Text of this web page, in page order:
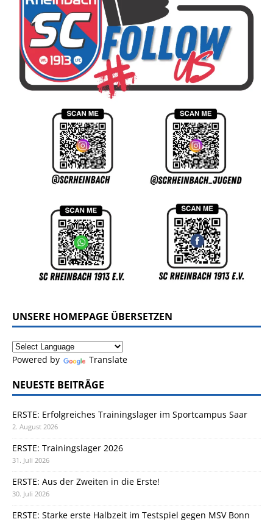
UNSERE HOMEPAGE ÜBERSETZEN
Powered by Translate
NEUESTE BEITRÄGE
ERSTE: Erfolgreiches Trainingslager im Sportcampus Saar
2. August 2026
ERSTE: Trainingslager 2026
31. Juli 2026
ERSTE: Aus der Zweiten in die Erste!
30. Juli 2026
ERSTE: Starke erste Halbzeit im Testspiel gegen MSV Bonn